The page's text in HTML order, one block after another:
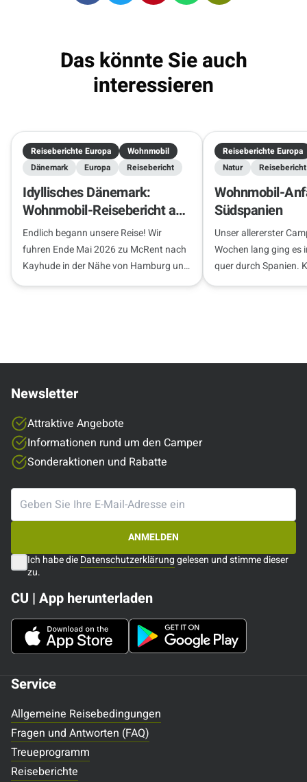
Das könnte Sie auch
interessieren
Reiseberichte Europa
Wohnmobil
Dänemark
Europa Reisebericht
Idyllisches Dänemark:
Wohnmobil-Reisebericht ab
Hamburg
Endlich begann unsere Reise! Wir
fuhren Ende Mai 2026 zu McRent nach
Kayhude in der Nähe von Hamburg und
übernahmen pünktlich unseren
Reiseberichte Europa
Natur
Reisebericht
Wohnmobil-
Südspanien
Unser allererster
Wochen lang ging es
quer durch Spanien.
unseren Roadtrip!
Service
Allgemeine Reisebedingungen
Fragen und Antworten (FAQ)
Treueprogramm
Reiseberichte
Newsletter
Attraktive Angebote
Informationen rund um den Camper
Sonderaktionen und Rabatte
ANMELDEN
Ich habe dieDatenschutzerklärunggelesen und stimme dieser
zu.
CU | App herunterladen